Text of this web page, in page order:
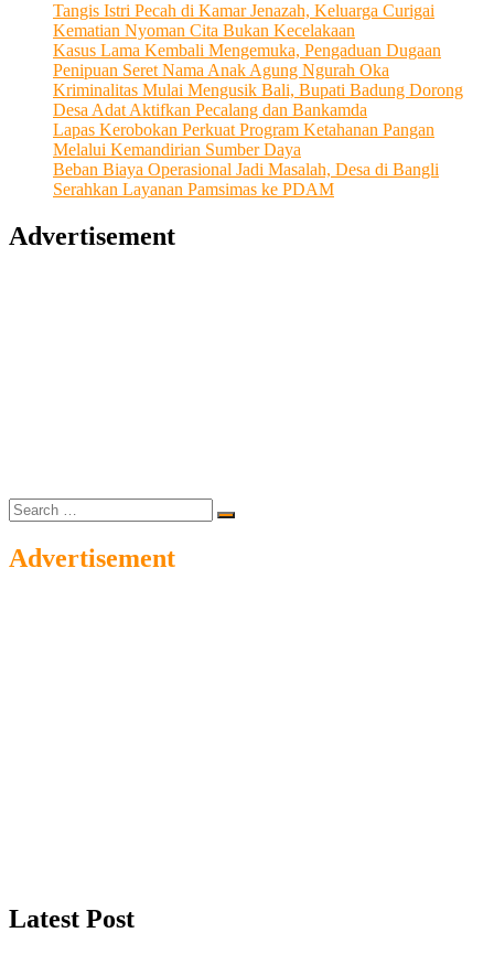
Tangis Istri Pecah di Kamar Jenazah, Keluarga Curigai
Kematian Nyoman Cita Bukan Kecelakaan
Kasus Lama Kembali Mengemuka, Pengaduan Dugaan
Penipuan Seret Nama Anak Agung Ngurah Oka
Kriminalitas Mulai Mengusik Bali, Bupati Badung Dorong
Desa Adat Aktifkan Pecalang dan Bankamda
Lapas Kerobokan Perkuat Program Ketahanan Pangan
Melalui Kemandirian Sumber Daya
Beban Biaya Operasional Jadi Masalah, Desa di Bangli
Serahkan Layanan Pamsimas ke PDAM
Advertisement
Search
…
Advertisement
Latest Post